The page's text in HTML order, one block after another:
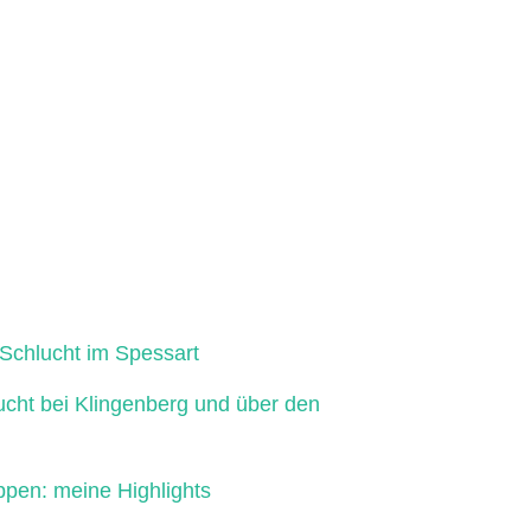
im Spessart
bei Klingenberg und über den
meine Highlights